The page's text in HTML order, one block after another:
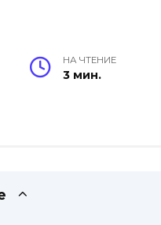
НА ЧТЕНИЕ
3 мин.